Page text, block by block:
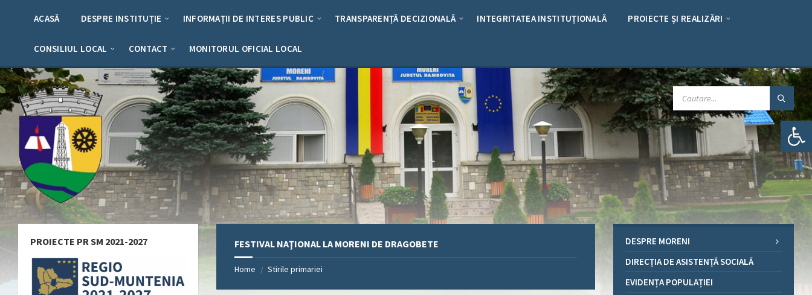
Deschide bara de unelte
ACASĂ DESPRE INSTITUȚIE INFORMAȚII DE INTERES PUBLIC TRANSPARENȚĂ DECIZIONALĂ INTEGRITATEA INSTITUȚIONALĂ PROIECTE ȘI REALIZĂRI
CONSILIUL LOCAL CONTACT MONITORUL OFICIAL LOCAL
CAUTARE:
FESTIVAL NAŢIONAL LA MORENI DE DRAGOBETE
Home / Stirile primariei
PROIECTE PR SM 2021-2027
DESPRE MORENI
DIRECȚIA DE ASISTENȚĂ SOCIALĂ
EVIDENȚA POPULAȚIEI